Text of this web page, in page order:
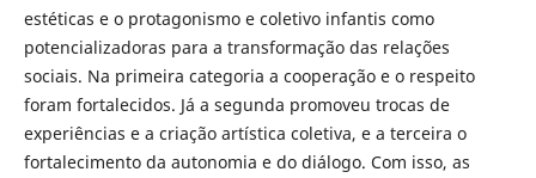
estéticas e o protagonismo e coletivo infantis como
potencializadoras para a transformação das relações
sociais. Na primeira categoria a cooperação e o respeito
foram fortalecidos. Já a segunda promoveu trocas de
experiências e a criação artística coletiva, e a terceira o
fortalecimento da autonomia e do diálogo. Com isso, as